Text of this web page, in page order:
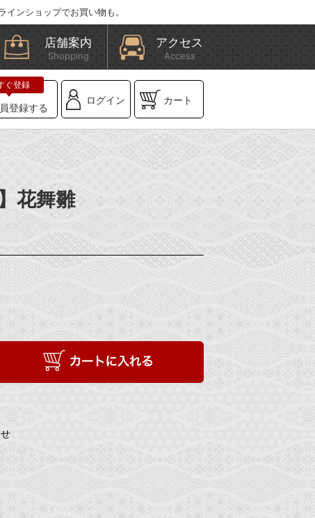
ンショップでお買い物も。
店舗案内
Shopping
アクセス
Access
登録する
ログイン カート
花舞雛